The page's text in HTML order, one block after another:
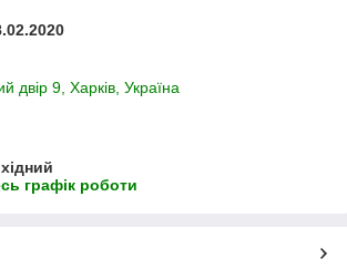
двір 9, Харків, Україна
графік роботи